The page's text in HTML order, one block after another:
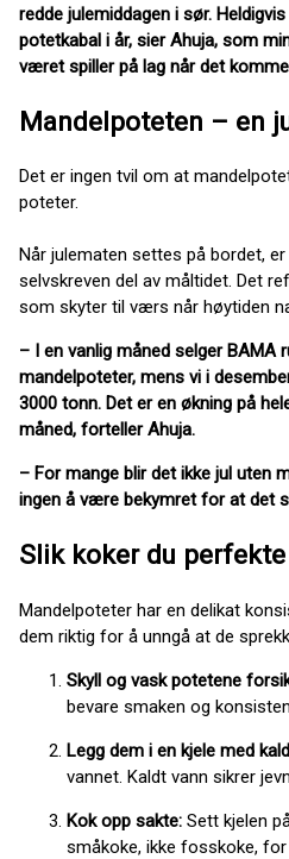
redde julemiddagen i sør.
potetkabal i år, sier Ahuja, som
været spiller på lag når det
Mandelpoteten – en
Det er ingen tvil om at
poteter.
Når julematen settes på bordet,
selvskreven del av måltidet. Det
som skyter til værs når høytiden
– I en vanlig måned selger BAMA
mandelpoteter, mens vi i
3000 tonn. Det er en økning på
måned, forteller Ahuja.
– For mange blir det ikke jul uten
ingen å være bekymret for at det
Slik koker du
Mandelpoteter har en delikat
dem riktig for å unngå at de
Skyll og vask potetene
bevare smaken og
Legg dem i en kjele med
vannet. Kaldt vann sikrer
Kok opp sakte: Sett kjelen
småkoke, ikke fosskoke,